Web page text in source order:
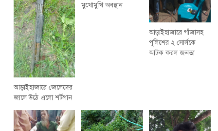
আড়াইহাজারে জেলেদের
জালে উঠে এলো শর্টগান
মুখোমুখি অবস্থান
আড়াইহাজারে গাঁজাসহ
পুলিশের ২ সোর্সকে
আটক করল জনতা